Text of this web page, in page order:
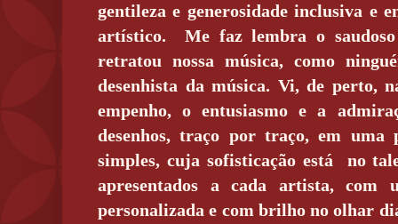
gentileza e generosidade inclusiva e
artístico.
Me faz lembra o
retratou nossa música, como
desenhista da música. Vi, de perto,
empenho, o entusiasmo e a
desenhos, traço por traço, em uma
simples, cuja sofisticação está
no
apresentados a cada artista, com
personalizada e com brilho no olhar